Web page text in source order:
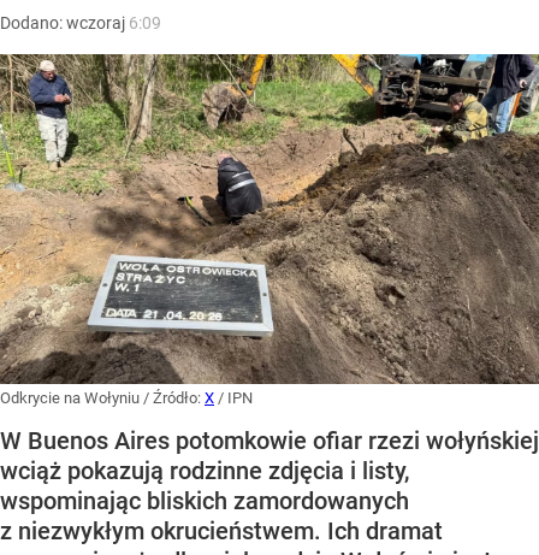
Dodano:wczoraj 6:09
Odkrycie na Wołyniu / Źródło: X / IPN
W Buenos Aires potomkowie ofiar rzezi wołyńskiej
wciąż pokazują rodzinne zdjęcia i listy,
wspominając bliskich zamordowanych
z niezwykłym okrucieństwem. Ich dramat